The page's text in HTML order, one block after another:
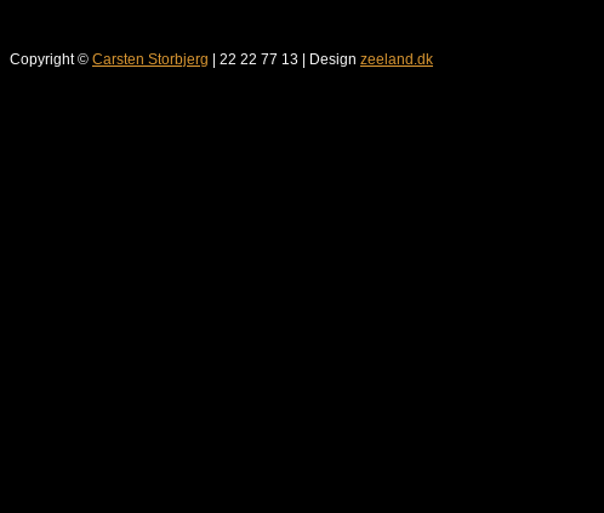
Copyright © Carsten Storbjerg | 22 22 77 13 | Design zeeland.dk